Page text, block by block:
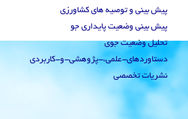
پیش بینی و توصیه های کشاورزی
پیش بینی وضعیت پایداری جو
تحلیل وضعیت جوی
دستاوردهای-علمی،-پژوهشی-و-کاربردی
نشریات تخصصی